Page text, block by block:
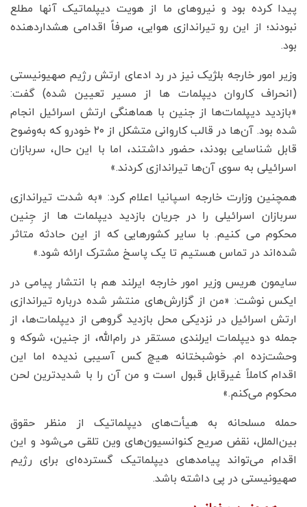
پیدا کرده بود و نیروهای ما از هویت دیپلماتیک آنها مطلع
نبودند؛ از این رو تیراندازی هوایی، صرفاً اقدامی هشداردهنده
بود.
وزیر امور خارجه بلژیک نیز در رد ادعای ارتش رژیم صهیونیستی
(انحراف کاروان دیپلمات ها از مسیر تعیین شده) گفت:
«بازدید دیپلمات‌ها از جنین با هماهنگی ارتش اسرائیل انجام
شده بود. آن‌ها در قالب کاروانی متشکل از ۲۰ خودرو که به‌وضوح
قابل شناسایی بودند، حضور داشتند، اما با این حال، سربازان
اسرائیلی به سوی آن‌ها تیراندازی کردند.»
همچنین وزارت خارجه اسپانیا اعلام کرد: «به شدت تیراندازی
سربازان اسرائیلی را در جریان بازدید دیپلمات ها از جِنین
محکوم می کنیم. با سایر کشورهایی که از این حادثه متاثر
شده‌اند در تماس هستیم تا یک پاسخ مشترک ارائه شود.»
سایمون هریس وزیر امور خارجه ایرلند هم با انتشار پیامی در
ایکس نوشت: «من از گزارش‌های منتشر شده درباره تیراندازی
ارتش اسرائیل در نزدیکی محل بازدید گروهی از دیپلمات‌ها، از
جمله دو دیپلمات ایرلندی مستقر در رام‌الله، از جنین، شوکه و
وحشت‌زده ام. خوشبختانه هیچ کس آسیبی ندیده اما این
اقدام کاملاً غیرقابل قبول است و من آن را با شدیدترین لحن
محکوم می‌کنم.»
حمله مسلحانه به هیأت‌های دیپلماتیک از منظر حقوق
بین‌الملل، نقض صریح کنوانسیون‌های وین تلقی می‌شود و این
اقدام می‌تواند پیامدهای دیپلماتیک گسترده‌ای برای رژیم
صهیونیستی در پی داشته باشد.